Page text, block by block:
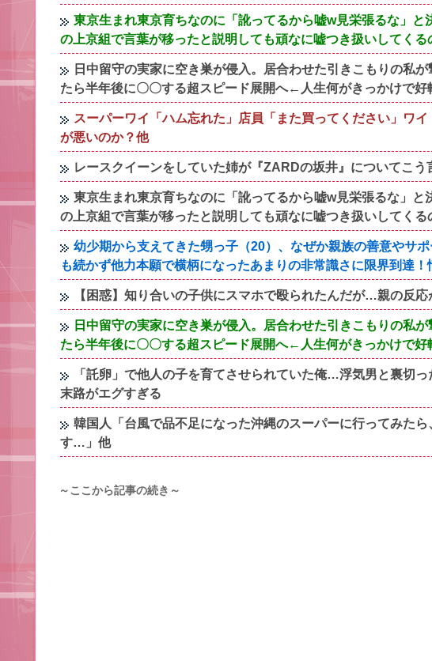
東京生まれ東京育ちなのに「訛ってるから嘘w見栄張るな」
の上京組で言葉が移ったと説明しても頑なに嘘つき扱いしてくる
日中留守の実家に空き巣が侵入。居合わせた引きこもりの私
たら半年後に〇〇する超スピード展開へ←人生何がきっかけで好
スーパーワイ「ハム忘れた」店員「また買ってください」ワ
が悪いのか？他
レースクイーンをしていた姉が『ZARDの坂井』についてこう
東京生まれ東京育ちなのに「訛ってるから嘘w見栄張るな」
の上京組で言葉が移ったと説明しても頑なに嘘つき扱いしてくる
幼少期から支えてきた甥っ子（20）、なぜか親族の善意やサ
も続かず他力本願で横柄になったあまりの非常識さに限界到達
【困惑】知り合いの子供にスマホで殴られたんだが…親の反応
日中留守の実家に空き巣が侵入。居合わせた引きこもりの私
たら半年後に〇〇する超スピード展開へ←人生何がきっかけで好
「託卵」で他人の子を育てさせられていた俺…浮気男と裏切
末路がエグすぎる
韓国人「台風で品不足になった沖縄のスーパーに行ってみた
す…」他
～ここから記事の続き～